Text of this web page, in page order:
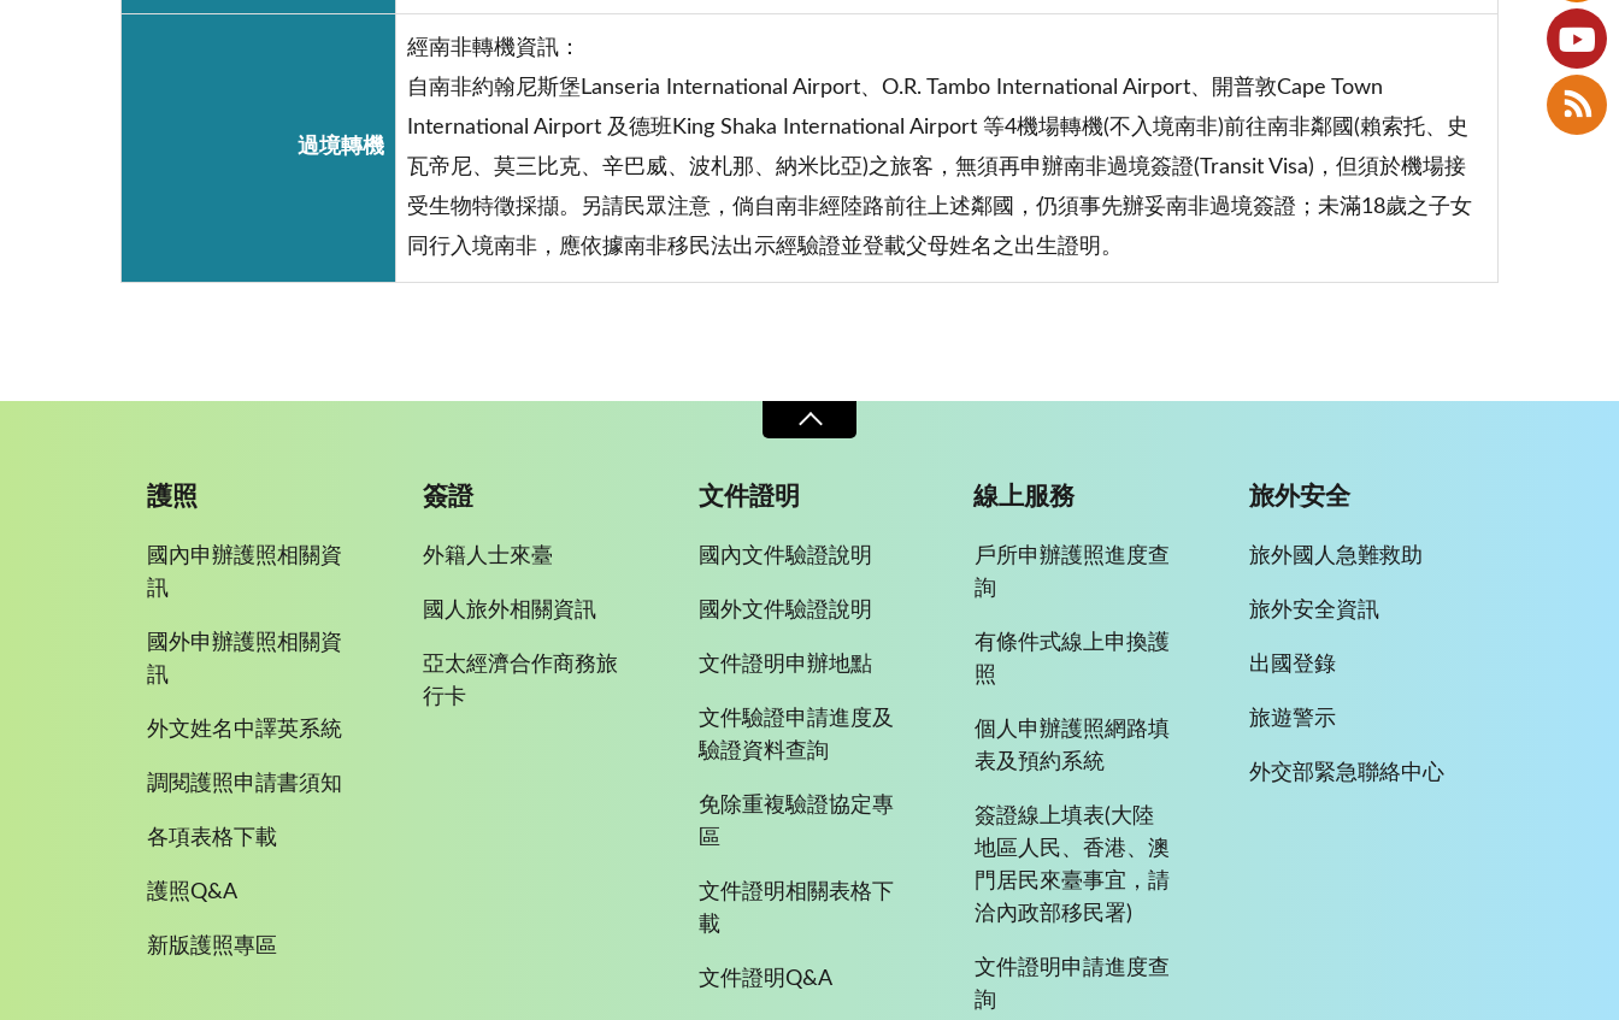
過境轉機
經南非轉機資訊：
自南非約翰尼斯堡Lanseria International Airport、O.R. Tambo International Airport、開普敦Cape Town
International Airport 及德班King Shaka International Airport 等4機場轉機(不入境南非)前往南非鄰國(賴索托、史
瓦帝尼、莫三比克、辛巴威、波札那、納米比亞)之旅客，無須再申辦南非過境簽證(Transit Visa)，但須於機場接
受生物特徵採擷。另請民眾注意，倘自南非經陸路前往上述鄰國，仍須事先辦妥南非過境簽證；未滿18歲之子女
同行入境南非，應依據南非移民法出示經驗證並登載父母姓名之出生證明。
護照
國內申辦護照相關資
訊
國外申辦護照相關資
訊
外文姓名中譯英系統
調閱護照申請書須知
各項表格下載
護照Q&A
新版護照專區
簽證
外籍人士來臺
國人旅外相關資訊
亞太經濟合作商務旅
行卡
文件證明
國內文件驗證說明
國外文件驗證說明
文件證明申辦地點
文件驗證申請進度及
驗證資料查詢
免除重複驗證協定專
區
文件證明相關表格下
載
文件證明Q&A
線上服務
戶所申辦護照進度查
詢
有條件式線上申換護
照
個人申辦護照網路填
表及預約系統
簽證線上填表(大陸
地區人民、香港、澳
門居民來臺事宜，請
洽內政部移民署)
文件證明申請進度查
詢
旅外安全
旅外國人急難救助
旅外安全資訊
出國登錄
旅遊警示
外交部緊急聯絡中心